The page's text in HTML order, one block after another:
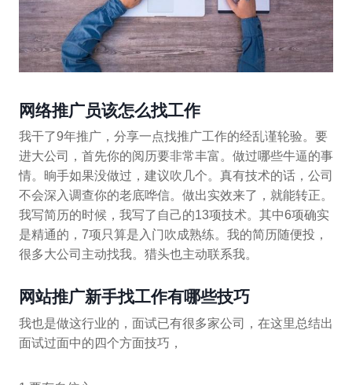
网络推广员该怎么找工作
我干了9年推广，分享一点找推广工作的经乱谨轮验。要
进大公司，首先你的阅历要非常丰富。做过哪些牛逼的事
情。晌手如果没做过，建议吹几个。真有技术的话，公司
不会深入调查你的老底哗信。做出实效来了，就能转正。
我写简历的时候，我写了自己的13项技术。其中6项确实
是精通的，7项只算是入门吹成熟练。我的简历随便投，
很多大公司主动找我。猎头也主动联系我。
网站推广新手找工作有哪些技巧
我也是做这行业的，面试已有很多家公司，在这里总结出
面试过面中的四个方面技巧，